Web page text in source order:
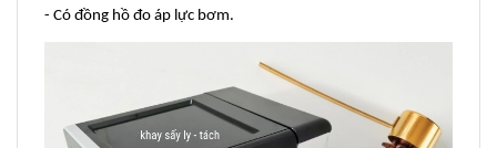
- Có đồng hồ đo áp lực bơm.